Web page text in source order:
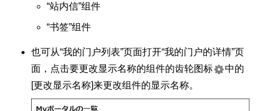
“站内信”组件
“书签”组件
也可从“我的门户列表”页面打开“我的门户的详情”页
面，点击要更改显示名称的组件的齿轮图标
中的
[更改显示名称]来更改组件的显示名称。